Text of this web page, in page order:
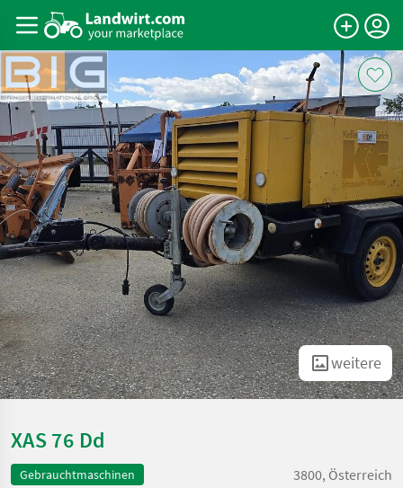
weitere
XAS 76 Dd
Gebrauchtmaschinen 3800, Österreich